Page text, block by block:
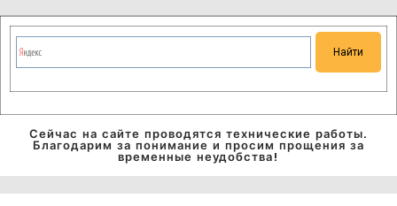
Сейчас на сайте проводятся технические работы.
Благодарим за понимание и просим прощения за
временные неудобства!